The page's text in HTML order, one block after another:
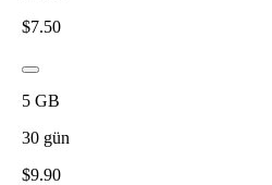
$7.50
5 GB
30 gün
$9.90